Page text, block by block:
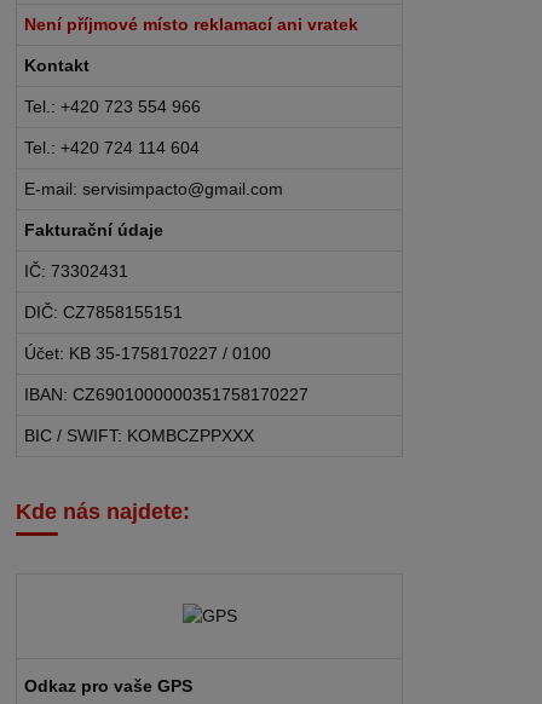
Není příjmové místo reklamací ani vratek
Kontakt
Tel.: +420 723 554 966
Tel.: +420 724 114 604
E-mail: servisimpacto@gmail.com
Fakturační údaje
IČ: 73302431
DIČ: CZ7858155151
Účet: KB 35-1758170227 / 0100
IBAN: CZ6901000000351758170227
BIC / SWIFT: KOMBCZPPXXX
Kde nás najdete:
Odkaz pro vaše GPS